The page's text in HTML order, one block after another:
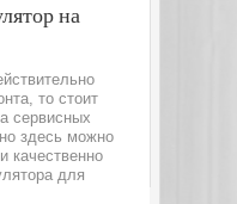
на
то стоит
сервисных
здесь можно
качественно
для